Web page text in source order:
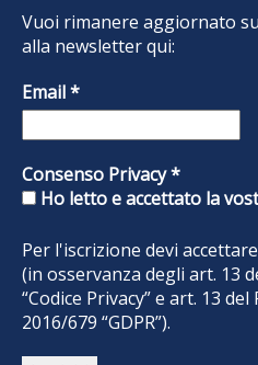
Vuoi rimanere aggiornato
alla newsletter qui:
Email*
Consenso Privacy*
Ho letto e accettato la
Per l'iscrizione devi
(in osservanza degli art. 13
“Codice Privacy” e art. 13
2016/679 “GDPR”).